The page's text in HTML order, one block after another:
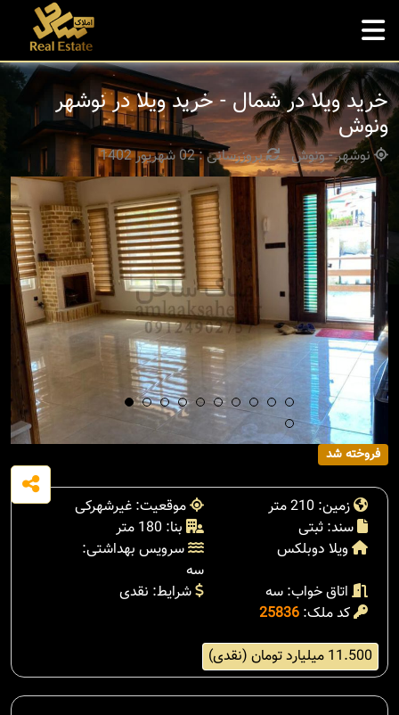
خرید ویلا در شمال - خرید ویلا در نوشهر
ونوش
نوشهر - ونوش بروزرسانی : 02 شهریور 1402
فروخته شد
زمین: 210 متر
موقعیت: غیرشهرکی
سند: ثبتی
بنا: 180 متر
ویلا دوبلکس
سرویس بهداشتی:
سه
اتاق خواب: سه
شرایط: نقدی
کد ملک: 25836
11.500 میلیارد تومان (نقدی)